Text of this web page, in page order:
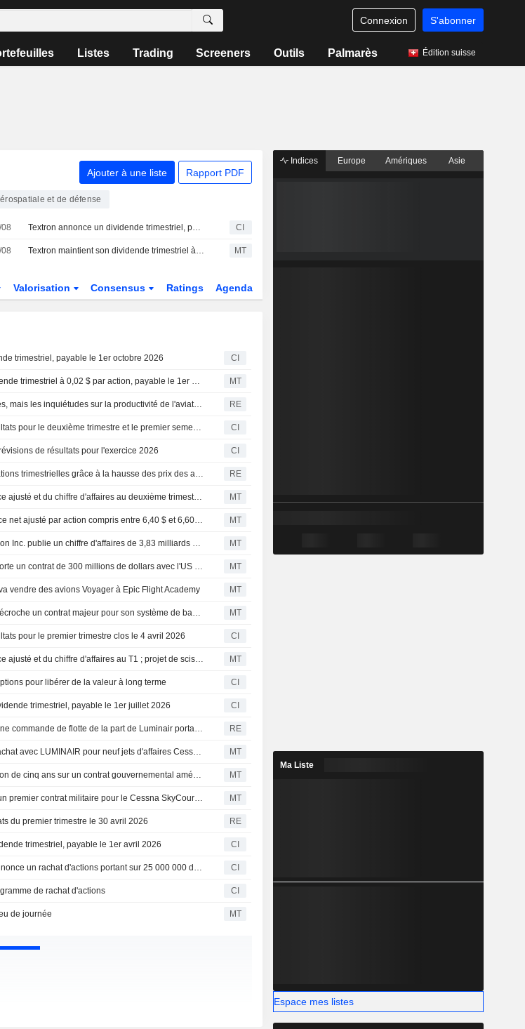
Connexion S'abonner
Listes Trading Screeners Outils Palmarès Édition suisse
Ajouter à une liste Rapport PDF
et de défense
Textron annonce un dividende trimestriel, payable le 1er octobre 2026 CI
Textron maintient son dividende trimestriel à 0,02 $ par action, payable le 1er octobre aux actionnaires inscrits au 11 septembre MT
Valorisation Consensus Ratings Agenda
trimestriel, payable le 1er octobre 2026 CI
Textron maintient son dividende trimestriel à 0,02 $ par action, payable le 1er octobre aux actionnaires inscrits au 11 septembre MT
Textron dépasse les attentes, mais les inquiétudes sur la productivité de l'aviation pèsent RE
Textron Inc. publie ses résultats pour le deuxième trimestre et le premier semestre clos le 4 juillet 2026 CI
de résultats pour l'exercice 2026 CI
Textron dépasse les estimations trimestrielles grâce à la hausse des prix des avions RE
Textron : hausse du bénéfice ajusté et du chiffre d'affaires au deuxième trimestre ; les prévisions de BPA pour 2026 confirmées MT
Textron table sur un bénéfice net ajusté par action compris entre 6,40 $ et 6,60 $ pour 2026, contre un consensus FactSet de 6,51 $ MT
Flash résultats (TXT) : Textron Inc. publie un chiffre d'affaires de 3,83 milliards de dollars au deuxième trimestre, contre 3,81 milliards de dollars attendus par le consensus FactSet MT
Une filiale de Textron remporte un contrat de 300 millions de dollars avec l'US Navy pour la modernisation d'appareils H-1 MT
vendre des avions Voyager à Epic Flight Academy MT
Kautex, filiale de Textron, décroche un contrat majeur pour son système de bac à batterie Pentatonic MT
pour le premier trimestre clos le 4 avril 2026 CI
Textron : hausse du bénéfice ajusté et du chiffre d'affaires au T1 ; projet de scission du segment industriel MT
pour libérer de la valeur à long terme CI
trimestriel, payable le 1er juillet 2026 CI
Textron Aviation annonce une commande de flotte de la part de Luminair portant sur neuf Cessna Citation Latitude, le jet d'affaires de taille moyenne le plus vendu, afin de soutenir ses activités de charter en Europe RE
Textron signe un accord d'achat avec LUMINAIR pour neuf jets d'affaires Cessna Citation Latitude MT
Textron obtient une extension de cinq ans sur un contrat gouvernemental américain de plus de 150 millions de dollars MT
Textron Aviation décroche un premier contrat militaire pour le Cessna SkyCourier MT
du premier trimestre le 30 avril 2026 RE
trimestriel, payable le 1er avril 2026 CI
Textron Inc. (NYSE:TXT) annonce un rachat d'actions portant sur 25 000 000 de titres CI
de rachat d'actions CI
de journée MT
Indices Europe Amériques Asie
Ma Liste
Espace mes listes